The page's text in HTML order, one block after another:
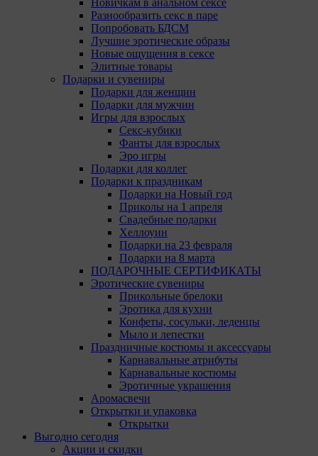
Разнообразить секс в паре
Попробовать БДСМ
Лучшие эротические образы
Новые ощущения в сексе
Элитные товары
Подарки и сувениры
Подарки для женщин
Подарки для мужчин
Игры для взрослых
Секс-кубики
Фанты для взрослых
Эро игры
Подарки для коллег
Подарки к праздникам
Подарки на Новый год
Приколы на 1 апреля
Свадебные подарки
Хеллоуин
Подарки на 23 февраля
Подарки на 8 марта
ПОДАРОЧНЫЕ СЕРТИФИКАТЫ
Эротические сувениры
Прикольные брелоки
Эротика для кухни
Конфеты, сосульки, леденцы
Мыло и лепестки
Праздничные костюмы и аксессуары
Карнавальные атрибуты
Карнавальные костюмы
Эротичные украшения
Аромасвечи
Открытки и упаковка
Открытки
Выгодно сегодня
Акции и скидки
Компании, которым мы поручаем обработку данных
для данной цели:
Яндекса рекламная сеть (Yandex Mobile Ads,
ADFOX) - сервис показа контекстной рекламы.
Адрес: Yandex Europe AG, Werftestrasse 4, CH-
6005 Luzern, Switzerland.
Google Ads - сервис показа контекстной
рекламы, предоставляемый компанией Google
Ireland Ltd, Gordon House Barrow Street Dublin 4,
D04E5W5 Ireland.
Сохранить мои изменения
Сохранить по умолчанию